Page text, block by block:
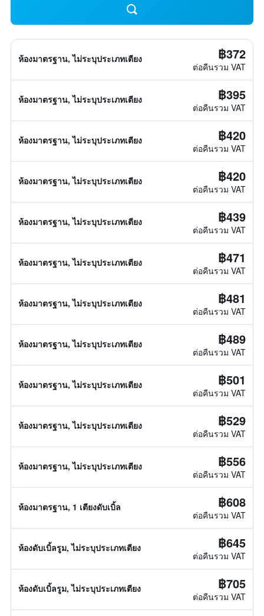
ห้องมาตรฐาน, ไม่ระบุประเภทเตียง ฿372
ต่อคืนรวม VAT
ห้องมาตรฐาน, ไม่ระบุประเภทเตียง ฿395
ต่อคืนรวม VAT
ห้องมาตรฐาน, ไม่ระบุประเภทเตียง ฿420
ต่อคืนรวม VAT
ห้องมาตรฐาน, ไม่ระบุประเภทเตียง ฿420
ต่อคืนรวม VAT
ห้องมาตรฐาน, ไม่ระบุประเภทเตียง ฿439
ต่อคืนรวม VAT
ห้องมาตรฐาน, ไม่ระบุประเภทเตียง ฿471
ต่อคืนรวม VAT
ห้องมาตรฐาน, ไม่ระบุประเภทเตียง ฿481
ต่อคืนรวม VAT
ห้องมาตรฐาน, ไม่ระบุประเภทเตียง ฿489
ต่อคืนรวม VAT
ห้องมาตรฐาน, ไม่ระบุประเภทเตียง ฿501
ต่อคืนรวม VAT
ห้องมาตรฐาน, ไม่ระบุประเภทเตียง ฿529
ต่อคืนรวม VAT
ห้องมาตรฐาน, ไม่ระบุประเภทเตียง ฿556
ต่อคืนรวม VAT
ห้องมาตรฐาน, 1 เตียงดับเบิ้ล ฿608
ต่อคืนรวม VAT
ห้องดับเบิ้ลรูม, ไม่ระบุประเภทเตียง ฿645
ต่อคืนรวม VAT
ห้องดับเบิ้ลรูม, ไม่ระบุประเภทเตียง ฿705
ต่อคืนรวม VAT